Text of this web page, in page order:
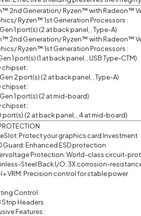
2nd Generation/ Ryzen™ with Radeon™
Ryzen™ 1st Generation Processors :
Gen 1 port(s) (2 at back panel, , Type-A)
2nd Generation/ Ryzen™ with Radeon™
Ryzen™ 1st Generation Processors :
Gen 1 port(s) (1 at back panel, , USB Type-CTM)
chipset :
Gen 2 port(s) (2 at back panel, , Type-A)
chipset :
Gen 1 port(s) (2 at mid-board)
chipset :
port(s) (2 at back panel, , 4 at mid-board)
Protect your graphics card Investment
Guard: Enhanced ESD protection
Protection: World-class circuit-
Steel Back I/O: 3X corrosion-
VRM: Precision control for stable power
Control
Strip Headers
Features :